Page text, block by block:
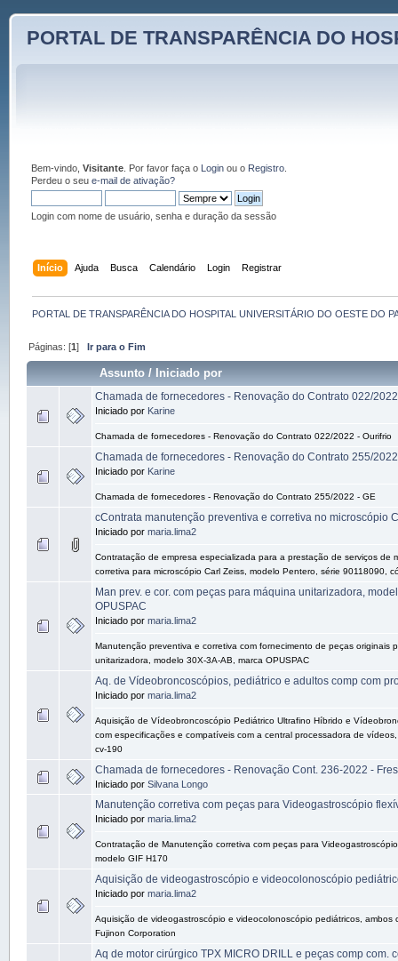
PORTAL DE TRANSPARÊNCIA DO
Bem-vindo, Visitante. Por favor faça o Loginou o Registro.
Perdeu o seu e-mail de ativação?
Login com nome de usuário, senha e duração da sessão
Início Ajuda Busca Calendário Login Registrar
PORTAL DE TRANSPARÊNCIA DO HOSPITAL UNIVERSITÁRIO DO OESTE DO
Páginas: [1]Ir para o Fim
Assunto/ Iniciado por
Chamada de fornecedores - Renovação do Contrato 022/
Iniciado por Karine
Chamada de fornecedores - Renovação do Contrato 022/2022 - Ourifrio
Chamada de fornecedores - Renovação do Contrato 255/
Iniciado por Karine
Chamada de fornecedores - Renovação do Contrato 255/2022 - GE
cContrata manutenção preventiva e corretiva no microscópio
Iniciado por maria.lima2
Contratação de empresa especializada para a prestação de serviços de
corretiva para microscópio Carl Zeiss, modelo Pentero, série 90118090,
Man prev. e cor. com peças para máquina unitarizadora,
OPUSPAC
Iniciado por maria.lima2
Manutenção preventiva e corretiva com fornecimento de peças originais
unitarizadora, modelo 30X-3A-AB, marca OPUSPAC
Aq. de Vídeobroncoscópios, pediátrico e adultos comp com
Iniciado por maria.lima2
Aquisição de Vídeobroncoscópio Pediátrico Ultrafino Híbrido e
com especificações e compatíveis com a central processadora de
cv-190
Chamada de fornecedores - Renovação Cont. 236-2022 -
Iniciado por Silvana Longo
Manutenção corretiva com peças para Videogastroscópio
Iniciado por maria.lima2
Contratação de Manutenção corretiva com peças para
modelo GIF H170
Aquisição de videogastroscópio e videocolonoscópio
Iniciado por maria.lima2
Aquisição de videogastroscópio e videocolonoscópio pediátricos, ambos
Fujinon Corporation
Aq de motor cirúrgico TPX MICRO DRILL e peças comp com.